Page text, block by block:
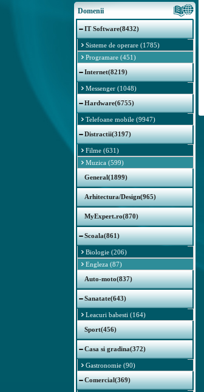
Domenii
IT Software(8432)
Sisteme de operare (1785)
Programare (451)
Internet(8219)
Messenger (1048)
Hardware(6755)
Telefoane mobile (9947)
Distractii(3197)
Filme (631)
Muzica (599)
General(1899)
Arhitectura/Design(965)
MyExpert.ro(870)
Scoala(861)
Biologie (206)
Engleza (87)
Auto-moto(837)
Sanatate(643)
Leacuri babesti (164)
Sport(456)
Casa si gradina(372)
Gastronomie (90)
Comercial(369)